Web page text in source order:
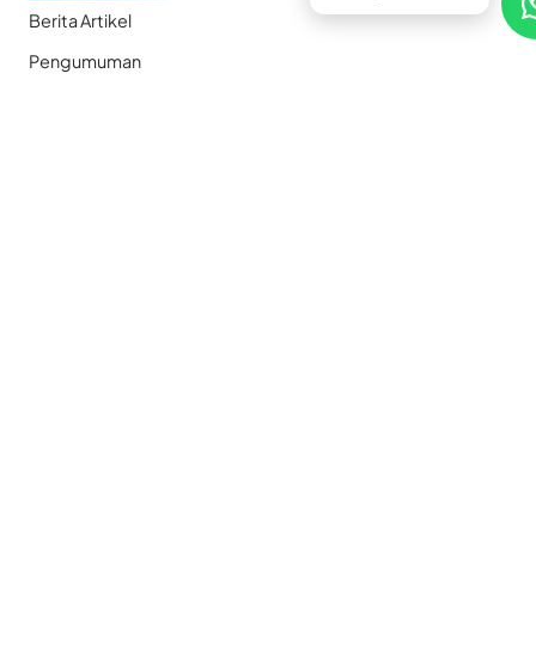
Berita Artikel
Pengumuman